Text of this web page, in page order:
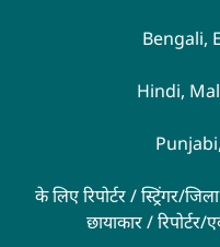
Bengali,
Hindi,
के लिए रिपोर्टर / स्ट्रिंगर/
छायाकार /